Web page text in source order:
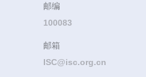
邮编
100083
邮箱
ISC@isc.org.cn